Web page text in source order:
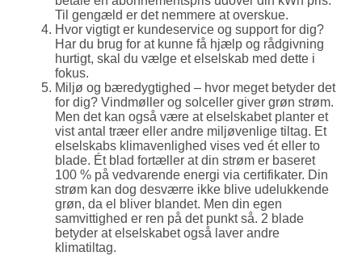
Til gengæld er det nemmere at overskue.
Hvor vigtigt er kundeservice og support for dig?
Har du brug for at kunne få hjælp og rådgivning
hurtigt, skal du vælge et elselskab med dette i
fokus.
Miljø og bæredygtighed – hvor meget betyder det
for dig? Vindmøller og solceller giver grøn strøm.
Men det kan også være at elselskabet planter et
vist antal træer eller andre miljøvenlige tiltag. Et
elselskabs klimavenlighed vises ved ét eller to
blade. Ét blad fortæller at din strøm er baseret
100 % på vedvarende energi via certifikater. Din
strøm kan dog desværre ikke blive udelukkende
grøn, da el bliver blandet. Men din egen
samvittighed er ren på det punkt så. 2 blade
betyder at elselskabet også laver andre
klimatiltag.